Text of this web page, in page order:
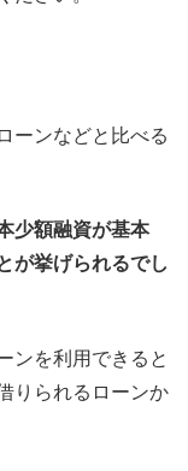
ーンなどと比べる
少額融資が基本
が挙げられるでし
ンを利用できると
りられるローンか